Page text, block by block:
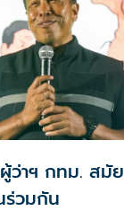
ว่าฯ กทม. สมัย
วมกัน